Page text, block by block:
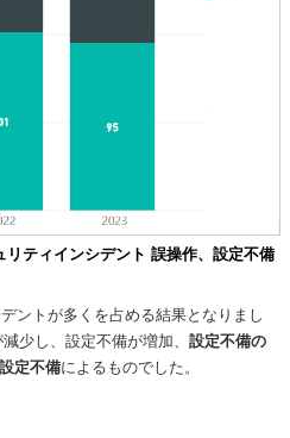
リティインシデント 誤操作、設定不備
ントが多くを占める結果となりまし
少し、設定不備が増加、 設定不備の
定不備によるものでした。